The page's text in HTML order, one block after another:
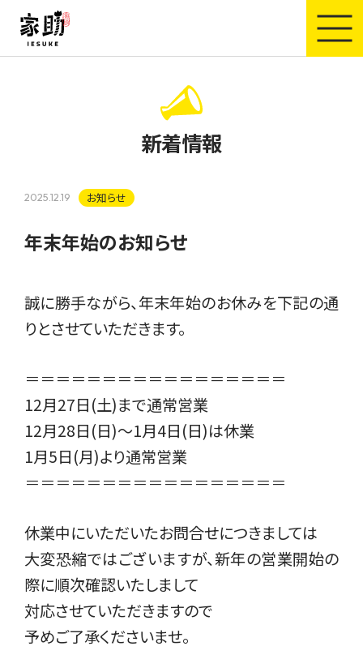
新着情報
2025.12.19 お知らせ
年末年始のお知らせ
誠に勝手ながら、年末年始のお休みを下記の通
りとさせていただきます。
＝＝＝＝＝＝＝＝＝＝＝＝＝＝＝＝＝
12月27日(土)まで通常営業
12月28日(日)〜1月4日(日)は休業
1月5日(月)より通常営業
＝＝＝＝＝＝＝＝＝＝＝＝＝＝＝＝＝
休業中にいただいたお問合せにつきましては
大変恐縮ではございますが、新年の営業開始の
際に順次確認いたしまして
対応させていただきますので
予めご了承くださいませ。